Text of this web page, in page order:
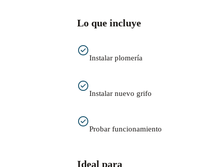
Lo que incluye
Instalar plomería
Instalar nuevo grifo
Probar funcionamiento
Ideal para